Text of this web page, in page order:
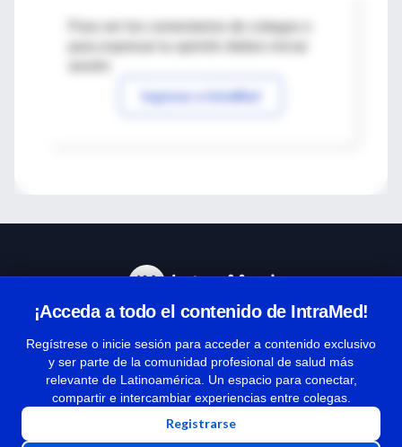
Para ver los comentarios de colegas o
Ingresar a IntraMed
¡Acceda a todo el contenido de IntraMed!
Regístrese o inicie sesión para acceder a contenido exclusivo
y ser parte de la comunidad profesional de salud más
relevante de Latinoamérica. Un espacio para conectar,
compartir e intercambiar experiencias entre colegas.
Registrarse
Términos y condiciones
| Políticas de privacidad
| Todos los derechos reservados | Copyright 1997-2026